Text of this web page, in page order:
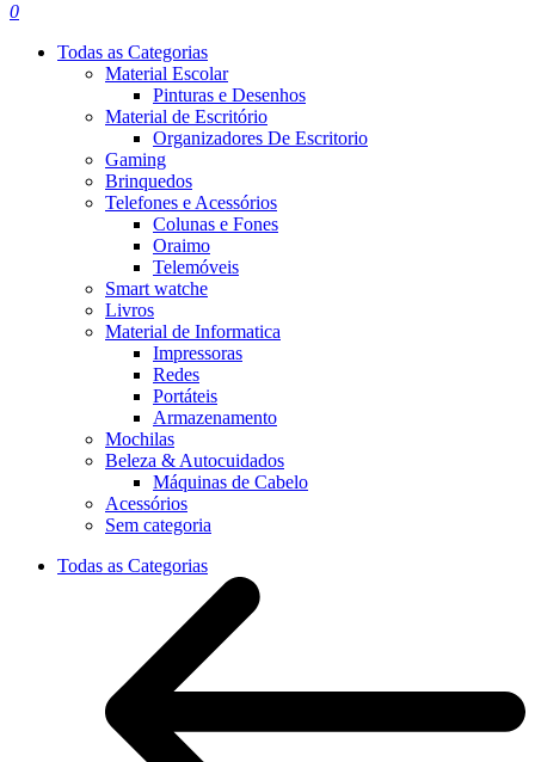
0
Todas as Categorias
Material Escolar
Pinturas e Desenhos
Material de Escritório
Organizadores De Escritorio
Gaming
Brinquedos
Telefones e Acessórios
Colunas e Fones
Oraimo
Telemóveis
Smart watche
Livros
Material de Informatica
Impressoras
Redes
Portáteis
Armazenamento
Mochilas
Beleza & Autocuidados
Máquinas de Cabelo
Acessórios
Sem categoria
Todas as Categorias